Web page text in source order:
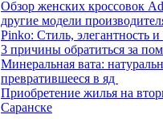
Обзор женских кроссовок
другие модели
Pinko: Стиль, элегантность
3 причины обратиться за
Минеральная вата:
превратившееся в яд
Приобретение жилья на
Саранске